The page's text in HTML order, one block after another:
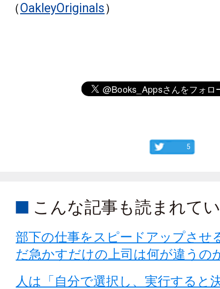
（OakleyOriginals）
5
こんな記事も読まれて
部下の仕事をスピードアップさせ
だ急かすだけの上司は何が違うの
人は「自分で選択し、実行すると